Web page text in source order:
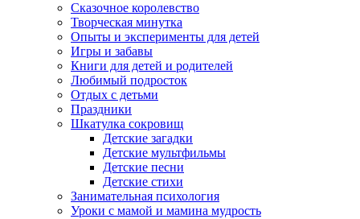
Сказочное королевство
Творческая минутка
Опыты и эксперименты для детей
Игры и забавы
Книги для детей и родителей
Любимый подросток
Отдых с детьми
Праздники
Шкатулка сокровищ
Детские загадки
Детские мультфильмы
Детские песни
Детские стихи
Занимательная психология
Уроки с мамой и мамина мудрость